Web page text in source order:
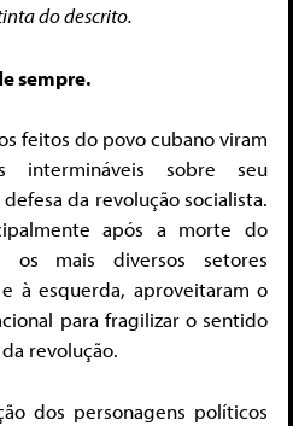
do descrito.
sempre.
feitos do povo cubano viram
intermináveis sobre seu
da revolução socialista.
após a morte do
os mais diversos setores
à esquerda, aproveitaram o
para fragilizar o sentido
revolução.
dos personagens políticos